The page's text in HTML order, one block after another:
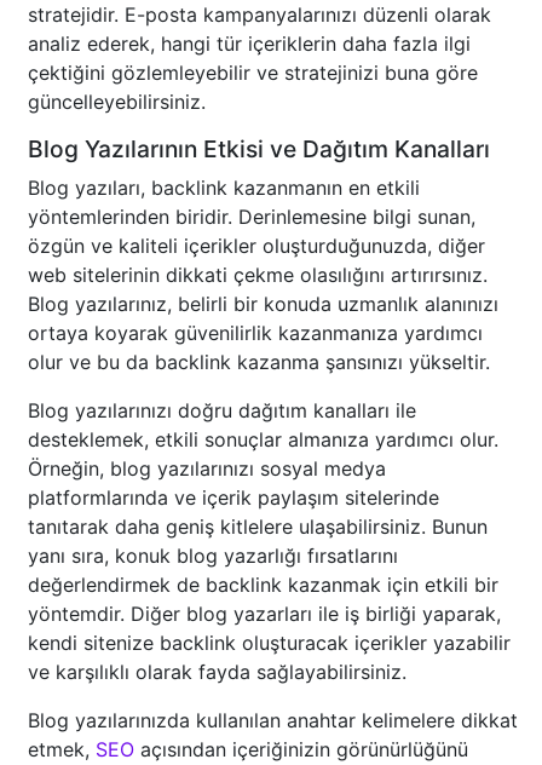
stratejidir. E-posta kampanyalarınızı düzenli olarak
analiz ederek, hangi tür içeriklerin daha fazla ilgi
çektiğini gözlemleyebilir ve stratejinizi buna göre
güncelleyebilirsiniz.
Blog Yazılarının Etkisi ve Dağıtım Kanalları
Blog yazıları, backlink kazanmanın en etkili
yöntemlerinden biridir. Derinlemesine bilgi sunan,
özgün ve kaliteli içerikler oluşturduğunuzda, diğer
web sitelerinin dikkati çekme olasılığını artırırsınız.
Blog yazılarınız, belirli bir konuda uzmanlık alanınızı
ortaya koyarak güvenilirlik kazanmanıza yardımcı
olur ve bu da backlink kazanma şansınızı yükseltir.
Blog yazılarınızı doğru dağıtım kanalları ile
desteklemek, etkili sonuçlar almanıza yardımcı olur.
Örneğin, blog yazılarınızı sosyal medya
platformlarında ve içerik paylaşım sitelerinde
tanıtarak daha geniş kitlelere ulaşabilirsiniz. Bunun
yanı sıra, konuk blog yazarlığı fırsatlarını
değerlendirmek de backlink kazanmak için etkili bir
yöntemdir. Diğer blog yazarları ile iş birliği yaparak,
kendi sitenize backlink oluşturacak içerikler yazabilir
ve karşılıklı olarak fayda sağlayabilirsiniz.
Blog yazılarınızda kullanılan anahtar kelimelere dikkat
etmek, SEO açısından içeriğinizin görünürlüğünü